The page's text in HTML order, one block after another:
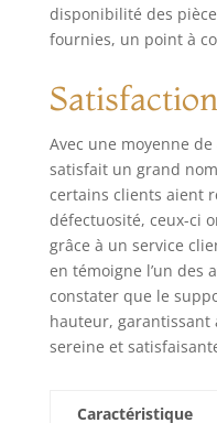
disponibilité des
fournies, un point à
Avec une moyenne
satisfait un grand
certains clients aient
défectuosité, ceux-ci
grâce à un service
en témoigne l’un des
constater que le
hauteur, garantissant
sereine et
Caractéristique